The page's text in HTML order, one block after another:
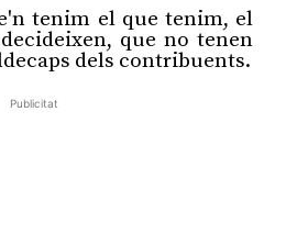
tenim el que tenim, el
que no tenen
dels contribuents.
Publicitat